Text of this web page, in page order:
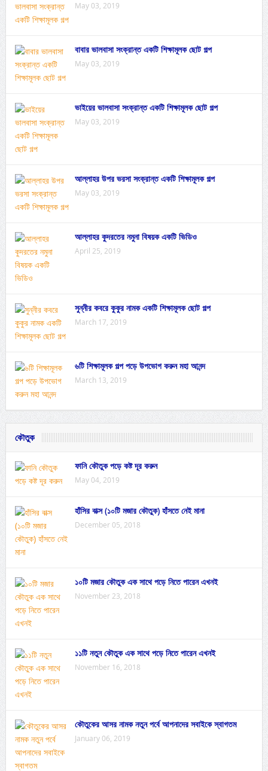
May 03, 2019
বাবার ভালবাসা সংক্রান্ত একটি শিক্ষামূলক ছোট গল্প
May 03, 2019
ভাইয়ের ভালবাসা সংক্রান্ত একটি শিক্ষামূলক ছোট গল্প
May 03, 2019
আল্লাহর উপর ভরসা সংক্রান্ত একটি শিক্ষামূলক গল্প
May 03, 2019
আল্লাহর কুদরতের নমুনা বিষয়ক একটি ভিডিও
April 25, 2019
সুন্নীর কবরে কুকুর নামক একটি শিক্ষামূলক ছোট গল্প
March 17, 2019
৬টি শিক্ষামূলক গল্প পড়ে উপভোগ করুন মহা আনন্দ
March 13, 2019
কৌতুক
ফানি কৌতুক পড়ে কষ্ট দূর করুন
May 04, 2019
হাঁসির বাক্স (১০টি মজার কৌতুক) হাঁসতে নেই মানা
December 05, 2018
১০টি মজার কৌতুক এক সাথে পড়ে নিতে পারেন এখনই
November 23, 2018
১১টি নতুন কৌতুক এক সাথে পড়ে নিতে পারেন এখনই
November 16, 2018
কৌতুকের আসর নামক নতুন পর্বে আপনাদের সবাইকে স্বাগতম
January 06, 2019